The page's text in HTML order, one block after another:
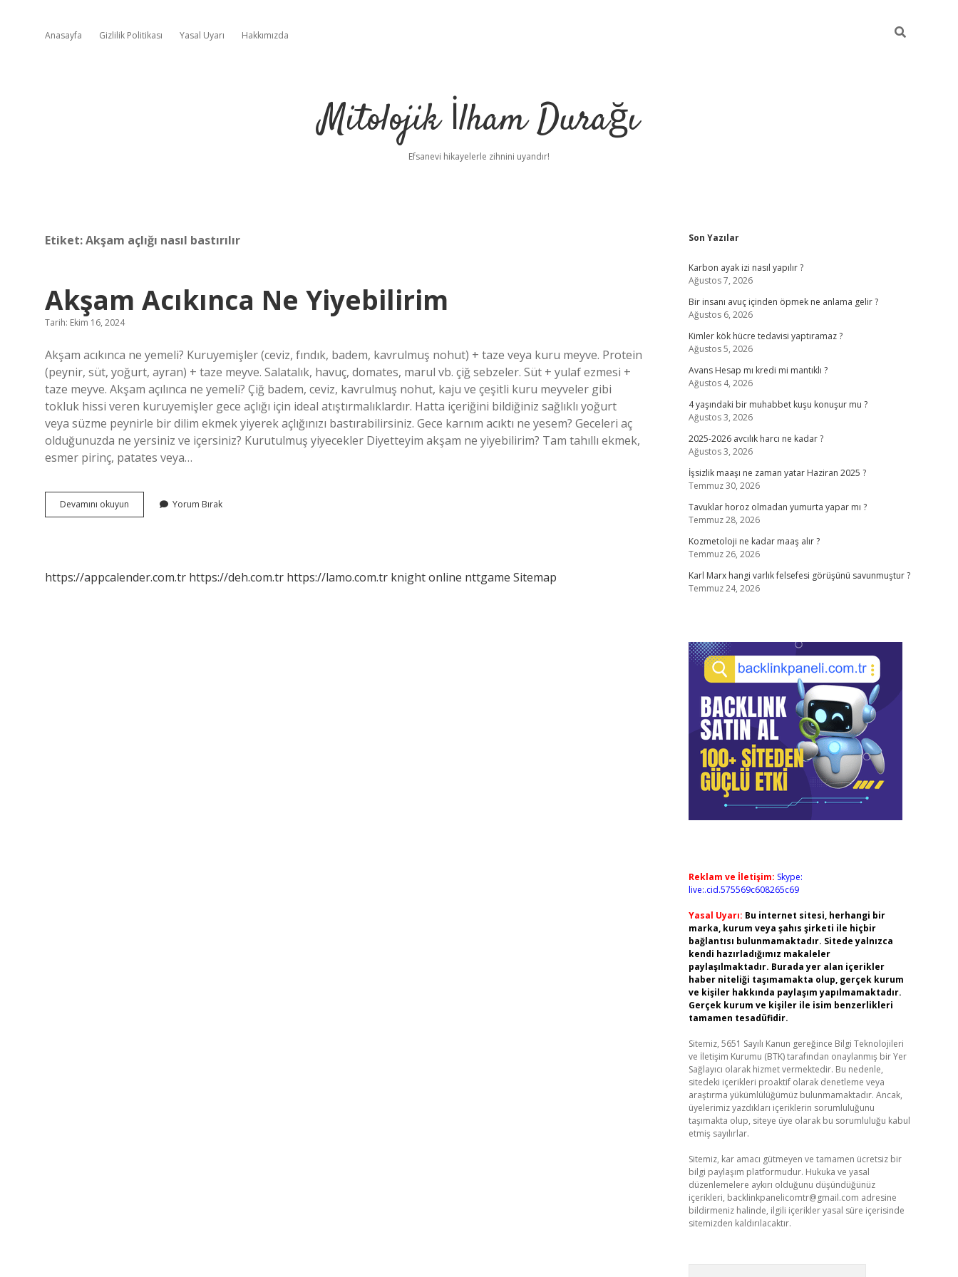
Anasayfa Gizlilik Politikası Yasal Uyarı Hakkımızda
Mitolojik İlham Durağı
Efsanevi hikayelerle zihnini uyandır!
Etiket:Akşam açlığı nasıl bastırılır
Akşam Acıkınca Ne Yiyebilirim
Tarih: Ekim 16, 2024
Akşam acıkınca ne yemeli? Kuruyemişler (ceviz, fındık, badem, kavrulmuş nohut) + taze veya kuru meyve. Protein
(peynir, süt, yoğurt, ayran) + taze meyve. Salatalık, havuç, domates, marul vb. çiğ sebzeler. Süt + yulaf ezmesi +
taze meyve. Akşam açılınca ne yemeli? Çiğ badem, ceviz, kavrulmuş nohut, kaju ve çeşitli kuru meyveler gibi
tokluk hissi veren kuruyemişler gece açlığı için ideal atıştırmalıklardır. Hatta içeriğini bildiğiniz sağlıklı yoğurt
veya süzme peynirle bir dilim ekmek yiyerek açlığınızı bastırabilirsiniz. Gece karnım acıktı ne yesem? Geceleri aç
olduğunuzda ne yersiniz ve içersiniz? Kurutulmuş yiyecekler Diyetteyim akşam ne yiyebilirim? Tam tahıllı ekmek,
esmer pirinç, patates veya…
Devamını okuyun
Acıkınca
Yorum Bırak
https://appcalender.com.tr https://deh.com.tr https://lamo.com.tr knight online nttgame Sitemap
Sidebar
Son Yazılar
Karbon ayak izi nasıl yapılır ?
Ağustos 7, 2026
Bir insanı avuç içinden öpmek ne anlama gelir ?
Ağustos 6, 2026
Kimler kök hücre tedavisi yaptıramaz ?
Ağustos 5, 2026
Avans Hesap mı kredi mi mantıklı ?
Ağustos 4, 2026
4 yaşındaki bir muhabbet kuşu konuşur mu ?
Ağustos 3, 2026
2025-2026 avcılık harcı ne kadar ?
Ağustos 3, 2026
İşsizlik maaşı ne zaman yatar Haziran 2025 ?
Temmuz 30, 2026
Tavuklar horoz olmadan yumurta yapar mı ?
Temmuz 28, 2026
Kozmetoloji ne kadar maaş alır ?
Temmuz 26, 2026
Karl Marx hangi varlık felsefesi görüşünü savunmuştur ?
Temmuz 24, 2026
Reklam ve İletişim: Skype:
live:.cid.575569c608265c69
Yasal Uyarı: Bu internet sitesi, herhangi bir
marka, kurum veya şahıs şirketi ile hiçbir
bağlantısı bulunmamaktadır. Sitede yalnızca
kendi hazırladığımız makaleler
paylaşılmaktadır. Burada yer alan içerikler
haber niteliği taşımamakta olup, gerçek kurum
ve kişiler hakkında paylaşım yapılmamaktadır.
Gerçek kurum ve kişiler ile isim benzerlikleri
tamamen tesadüfidir.
Sitemiz, 5651 Sayılı Kanun gereğince Bilgi Teknolojileri
ve İletişim Kurumu (BTK) tarafından onaylanmış bir Yer
Sağlayıcı olarak hizmet vermektedir. Bu nedenle,
sitedeki içerikleri proaktif olarak denetleme veya
araştırma yükümlülüğümüz bulunmamaktadır. Ancak,
üyelerimiz yazdıkları içeriklerin sorumluluğunu
taşımakta olup, siteye üye olarak bu sorumluluğu kabul
etmiş sayılırlar.
Sitemiz, kar amacı gütmeyen ve tamamen ücretsiz bir
bilgi paylaşım platformudur. Hukuka ve yasal
düzenlemelere aykırı olduğunu düşündüğünüz
içerikleri, backlinkpanelicomtr@gmail.com adresine
bildirmeniz halinde, ilgili içerikler yasal süre içerisinde
sitemizden kaldırılacaktır.